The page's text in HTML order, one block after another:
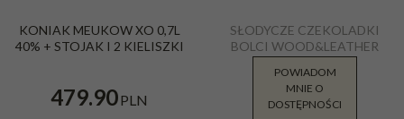
KONIAK MEUKOW XO 0,7L
40% + STOJAK I 2 KIELISZKI
479.90PLN
SŁODYCZE CZEKOLADKI
BOLCI WOOD&LEATHER
SILVER BOX 170G
82.00PLN
POWIADOM
MNIE O
DOSTĘPNOŚCI